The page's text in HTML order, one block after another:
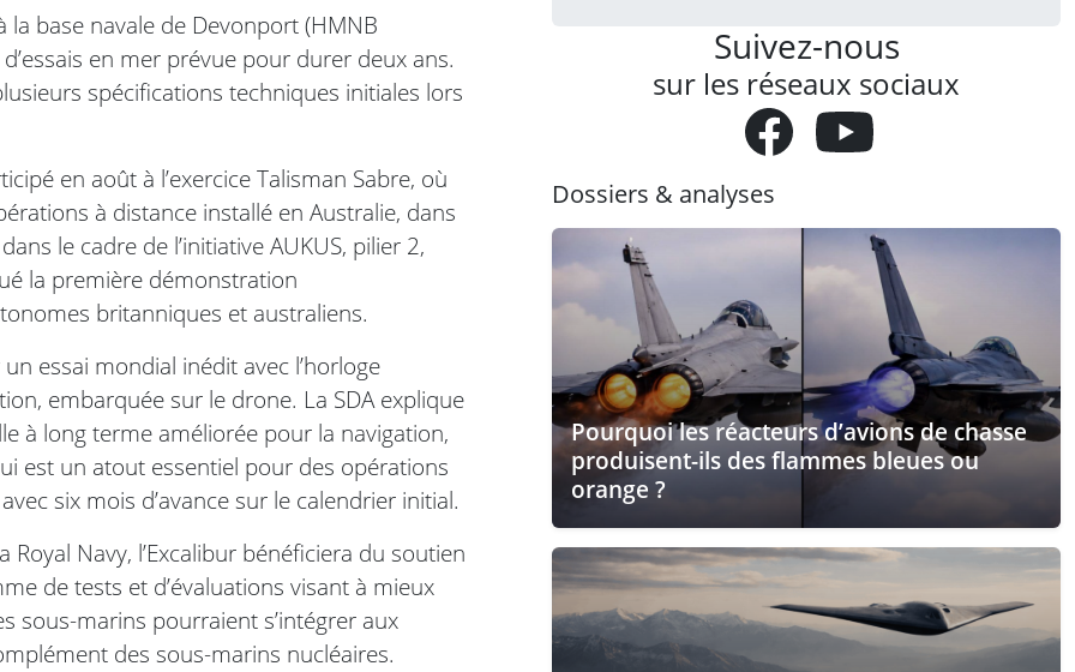
la base navale de Devonport (HMNB
en mer prévue pour durer deux ans.
spécifications techniques initiales lors
en août à l’exercice Talisman Sabre, où
à distance installé en Australie, dans
le cadre de l’initiative AUKUS, pilier 2,
la première démonstration
britanniques et australiens.
essai mondial inédit avec l’horloge
embarquée sur le drone. La SDA explique
à long terme améliorée pour la navigation,
est un atout essentiel pour des opérations
six mois d’avance sur le calendrier initial.
Navy, l’Excalibur bénéficiera du soutien
de tests et d’évaluations visant à mieux
sous-marins pourraient s’intégrer aux
des sous-marins nucléaires.
Suivez-nous
sur les réseaux sociaux
Dossiers & analyses
Pourquoi les réacteurs d’avions de chasse
produisent-ils des flammes bleues ou
orange ?